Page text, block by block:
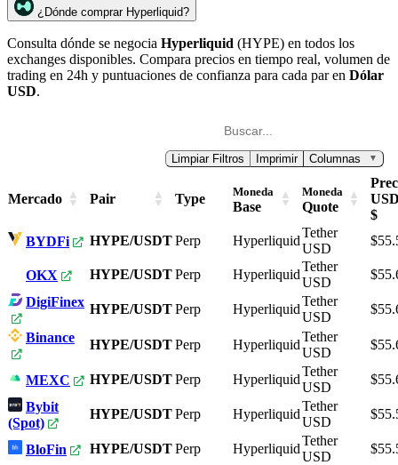
¿Dónde comprar Hyperliquid?
Consulta dónde se negocia Hyperliquid (HYPE) en todos los
exchanges disponibles. Compara precios en tiempo real, volumen de
trading en 24h y puntuaciones de confianza para cada par en Dólar
USD.
Limpiar Filtros Imprimir Columnas ▼
Mercado Pair Type Moneda
Base
Moneda
Quote
$
BYDFi
HYPE/USDTPerp Hyperliquid
Tether
USD
OKX HYPE/USDTPerp Hyperliquid
Tether
USD
DigiFinex HYPE/USDTPerp Hyperliquid
Tether
USD
Binance
HYPE/USDTPerp Hyperliquid
Tether
USD
MEXC HYPE/USDTPerp Hyperliquid
Tether
USD
Bybit
(Spot)
HYPE/USDTPerp Hyperliquid
Tether
USD
BloFin HYPE/USDTPerp Hyperliquid
Tether
USD